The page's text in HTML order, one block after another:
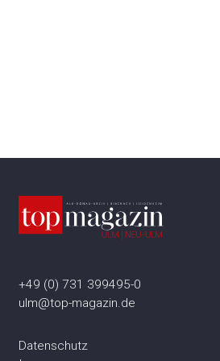
+49 (0) 731 399495-0
ulm@top-magazin.de
Datenschutz